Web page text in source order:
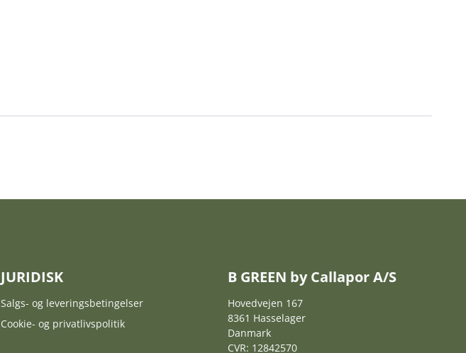
JURIDISK
Salgs- og leveringsbetingelser
Cookie- og privatlivspolitik
B GREEN by Callapor A/S
Hovedvejen 167
8361 Hasselager
Danmark
CVR: 12842570